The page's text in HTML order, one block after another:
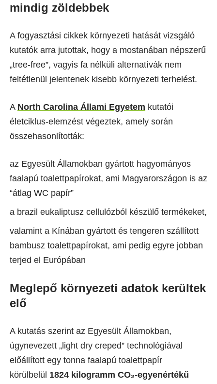
mindig zöldebbek
A fogyasztási cikkek környezeti hatását vizsgáló
kutatók arra jutottak, hogy a mostanában népszerű
„tree-free”, vagyis fa nélküli alternatívák nem
feltétlenül jelentenek kisebb környezeti terhelést.
A North Carolina Állami Egyetem kutatói
életciklus-elemzést végeztek, amely során
összehasonlították:
az Egyesült Államokban gyártott hagyományos
faalapú toalettpapírokat, ami Magyarországon is az
“átlag WC papír”
a brazil eukaliptusz cellulózból készülő termékeket,
valamint a Kínában gyártott és tengeren szállított
bambusz toalettpapírokat, ami pedig egyre jobban
terjed el Európában
Meglepő környezeti adatok kerültek
elő
A kutatás szerint az Egyesült Államokban,
úgynevezett „light dry creped” technológiával
előállított egy tonna faalapú toalettpapír
körülbelül 1824 kilogramm CO₂-egyenértékű